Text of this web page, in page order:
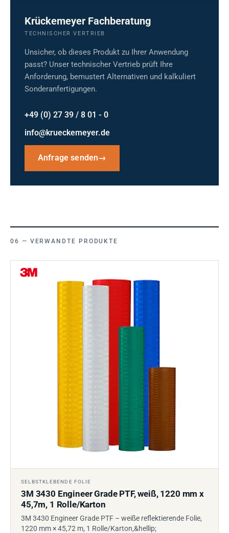
Krückemeyer Fachberatung
TECHNISCHER VERTRIEB
Unsicher, ob dieses Produkt zu Ihrer Anwendung
passt? Unser technischer Vertrieb prüft Ihre
Anforderung, bemustert Alternativen und kalkuliert
Sonderanfertigungen.
+49 (0) 27 39 / 8 01 - 0
info@krueckemeyer.de
Anfrage senden→
VERWANDTE PRODUKTE
SELBSTKLEBENDE FOLIE
3M 3430 Engineer Grade PTF, weiß, 1220 mm x
45,7m, 1 Rolle/Karton
3M 3430 Engineer Grade PTF – weiße reflektierende Folie,
1220 mm × 45,72 m, 1 Rolle/Karton,&hellip;